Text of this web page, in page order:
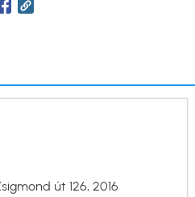
út 126, 2016